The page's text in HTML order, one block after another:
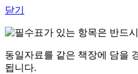
닫기
표가 있는 항목은 반드
동일자료를 같은 책장에 담을
됩니다.